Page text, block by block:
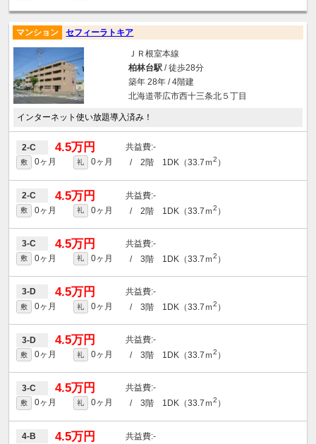
マンション セフィーラトキア
ＪＲ根室本線
柏林台駅/ 徒歩28分
築年 28年 / 4階建
北海道帯広市西十三条北５丁目
インターネット使い放題導入済み！
2-C 4.5万円 -
敷 0ヶ月 礼 0ヶ月 / 2階 1DK（33.7ｍ2 ）
2-C 4.5万円 -
敷 0ヶ月 礼 0ヶ月 / 2階 1DK（33.7ｍ2 ）
3-C 4.5万円 -
敷 0ヶ月 礼 0ヶ月 / 3階 1DK（33.7ｍ2 ）
3-D 4.5万円 -
敷 0ヶ月 礼 0ヶ月 / 3階 1DK（33.7ｍ2 ）
3-D 4.5万円 -
敷 0ヶ月 礼 0ヶ月 / 3階 1DK（33.7ｍ2 ）
3-C 4.5万円 -
敷 0ヶ月 礼 0ヶ月 / 3階 1DK（33.7ｍ2 ）
4-B 4.5万円 -